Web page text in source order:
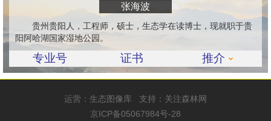
张海波
贵州贵阳人，工程师，硕士，生态学在读博士，现就职于贵
阳阿哈湖国家湿地公园。
专业号 证书 推介
运营： 生态图像库 支持： 关注森林网
京ICP备05067984号-28